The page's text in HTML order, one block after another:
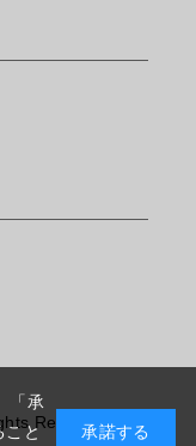
Reserved.
「承
こと
承諾する